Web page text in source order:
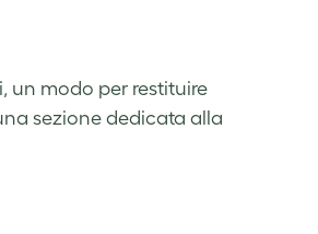
un modo per restituire
sezione dedicata alla